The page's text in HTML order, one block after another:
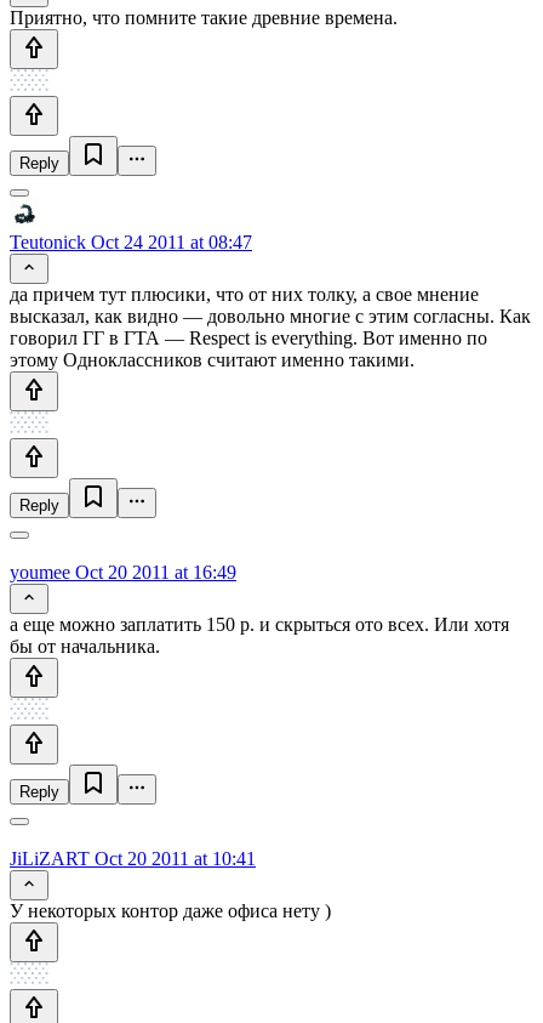
Приятно, что помните такие древние времена.
Reply
Teutonick Oct 24 2011 at 08:47
да причем тут плюсики, что от них толку, а свое мнение
высказал, как видно — довольно многие с этим согласны. Как
говорил ГГ в ГТА — Respect is everything. Вот именно по
этому Одноклассников считают именно такими.
Reply
youmee Oct 20 2011 at 16:49
а еще можно заплатить 150 р. и скрыться ото всех. Или хотя
бы от начальника.
Reply
JiLiZART Oct 20 2011 at 10:41
У некоторых контор даже офиса нету )